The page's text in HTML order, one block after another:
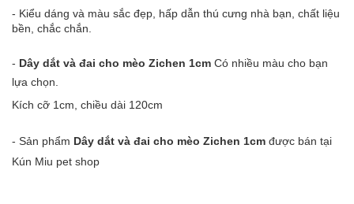
- Kiểu dáng và màu sắc đẹp, hấp dẫn thú cưng nhà bạn, chất liệu
bền, chắc chắn.
- Dây dắt và đai cho mèo Zichen 1cm Có nhiều màu cho bạn
lựa chọn.
Kích cỡ 1cm, chiều dài 120cm
- Sản phẩm Dây dắt và đai cho mèo Zichen 1cm được bán tại
Kún Miu pet shop